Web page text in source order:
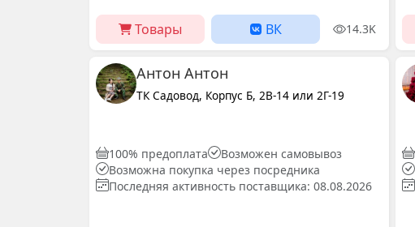
Товары ВК 14.3K
Антон Антон
ТК Садовод, Корпус Б, 2В-14 или 2Г-19
100% предоплата
Возможен самовывоз
Возможна покупка через посредника
Последняя активность поставщика: 08.08.2026